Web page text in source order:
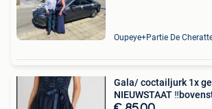
Gala/ coctailjurk 1x
NIEUWSTAAT